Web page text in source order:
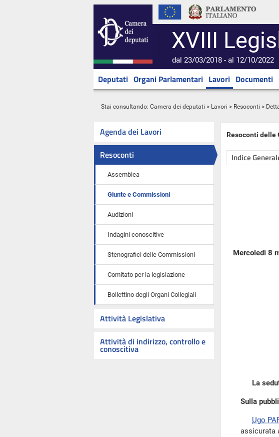
XVIII
dal 23/03/2018 - al 12/10/2022
Deputati Organi Parlamentari Lavori Documenti
Stai consultando: Camera dei deputati > Lavori > Resoconti >
Agenda dei Lavori
Resoconti
Assemblea
Giunte e Commissioni
Audizioni
Indagini conoscitive
Stenografici delle Commissioni
Comitato per la legislazione
Bollettino degli Organi Collegiali
Attività Legislativa
Attività di indirizzo, controllo e
conoscitiva
Resoconti delle
Indice
Mercoledì 8
La
Sulla
Ugo
assicurata